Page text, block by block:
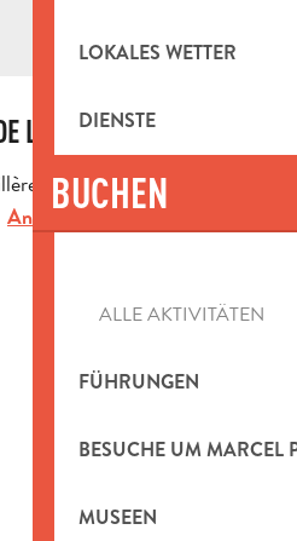
LOKALES WETTER
DIENSTE
BUCHEN
ALLE AKTIVITÄTEN
FÜHRUNGEN
BESUCHE UM MARCEL
MUSEEN
LA COUESTE
13400 Aubagne
Anfahrt